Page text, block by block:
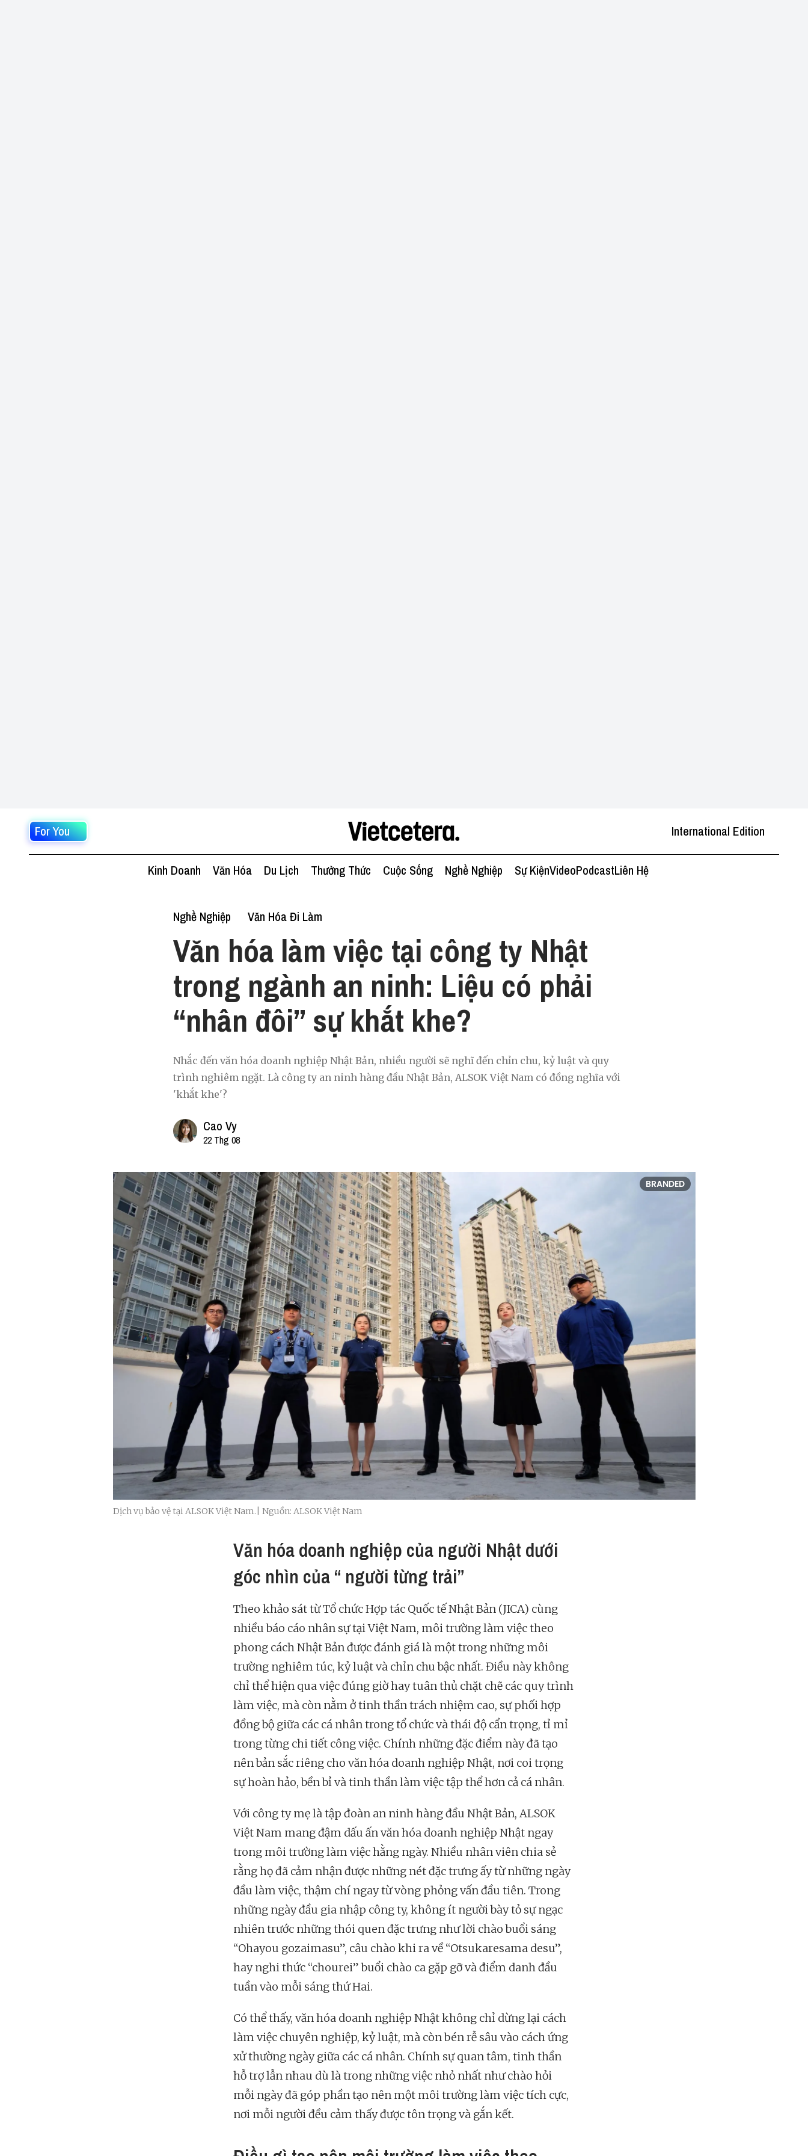
For You International Edition
Kinh Doanh Văn Hóa Du Lịch Thưởng Thức Cuộc Sống Nghề Nghiệp Sự KiệnVideoPodcastLiên Hệ
Nghề Nghiệp Văn Hóa Đi Làm
Văn hóa làm việc tại công ty Nhật
trong ngành an ninh: Liệu có phải
“nhân đôi” sự khắt khe?
Nhắc đến văn hóa doanh nghiệp Nhật Bản, nhiều người sẽ nghĩ đến chỉn chu, kỷ luật và quy
trình nghiêm ngặt. Là công ty an ninh hàng đầu Nhật Bản, ALSOK Việt Nam có đồng nghĩa với
'khắt khe'?
Cao Vy
22 Thg 08
BRANDED
Dịch vụ bảo vệ tại ALSOK Việt Nam.| Nguồn: ALSOK Việt Nam
Văn hóa doanh nghiệp của người Nhật dưới
góc nhìn của “ người từng trải”
Theo khảo sát từ Tổ chức Hợp tác Quốc tế Nhật Bản (JICA) cùng
nhiều báo cáo nhân sự tại Việt Nam, môi trường làm việc theo
phong cách Nhật Bản được đánh giá là một trong những môi
trường nghiêm túc, kỷ luật và chỉn chu bậc nhất. Điều này không
chỉ thể hiện qua việc đúng giờ hay tuân thủ chặt chẽ các quy trình
làm việc, mà còn nằm ở tinh thần trách nhiệm cao, sự phối hợp
đồng bộ giữa các cá nhân trong tổ chức và thái độ cẩn trọng, tỉ mỉ
trong từng chi tiết công việc. Chính những đặc điểm này đã tạo
nên bản sắc riêng cho văn hóa doanh nghiệp Nhật, nơi coi trọng
sự hoàn hảo, bền bỉ và tinh thần làm việc tập thể hơn cả cá nhân.
Với công ty mẹ là tập đoàn an ninh hàng đầu Nhật Bản, ALSOK
Việt Nam mang đậm dấu ấn văn hóa doanh nghiệp Nhật ngay
trong môi trường làm việc hằng ngày. Nhiều nhân viên chia sẻ
rằng họ đã cảm nhận được những nét đặc trưng ấy từ những ngày
đầu làm việc, thậm chí ngay từ vòng phỏng vấn đầu tiên. Trong
những ngày đầu gia nhập công ty, không ít người bày tỏ sự ngạc
nhiên trước những thói quen đặc trưng như lời chào buổi sáng
“Ohayou gozaimasu”, câu chào khi ra về “Otsukaresama desu”,
hay nghi thức “chourei” buổi chào ca gặp gỡ và điểm danh đầu
tuần vào mỗi sáng thứ Hai.
Có thể thấy, văn hóa doanh nghiệp Nhật không chỉ dừng lại cách
làm việc chuyên nghiệp, kỷ luật, mà còn bén rễ sâu vào cách ứng
xử thường ngày giữa các cá nhân. Chính sự quan tâm, tinh thần
hỗ trợ lẫn nhau dù là trong những việc nhỏ nhất như chào hỏi
mỗi ngày đã góp phần tạo nên một môi trường làm việc tích cực,
nơi mỗi người đều cảm thấy được tôn trọng và gắn kết.